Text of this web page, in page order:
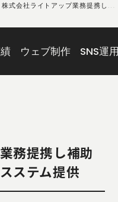
株式会社ライトアップ業務提携し補
ウェブ制作 SNS運
務提携し補助
ステム提供